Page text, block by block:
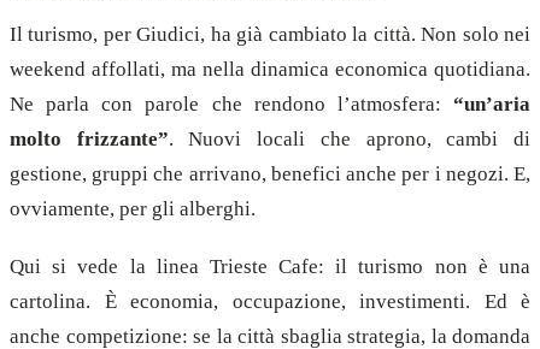
Il turismo, per Giudici, ha già cambiato la città. Non solo nei
weekend affollati, ma nella dinamica economica quotidiana.
Ne parla con parole che rendono l’atmosfera: “un’aria
molto frizzante”. Nuovi locali che aprono, cambi di
gestione, gruppi che arrivano, benefici anche per i negozi. E,
ovviamente, per gli alberghi.
Qui si vede la linea Trieste Cafe: il turismo non è una
cartolina. È economia, occupazione, investimenti. Ed è
anche competizione: se la città sbaglia strategia, la domanda